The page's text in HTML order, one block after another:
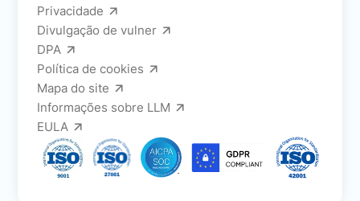
Privacidade
Divulgação de vulner
DPA
Política de cookies
Mapa do site
Informações sobre LLM
EULA